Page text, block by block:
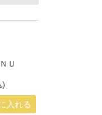
Ｕ
)